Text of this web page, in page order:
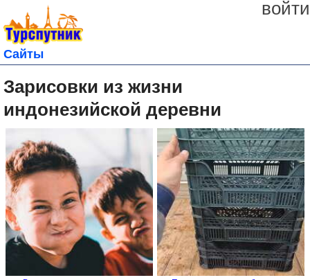
войти
Сайты
Зарисовки из жизни
индонезийской деревни